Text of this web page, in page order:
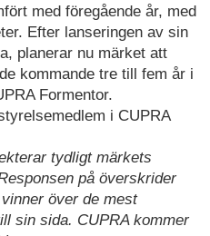
med föregående år, med
Efter lanseringen av sin
planerar nu märket att
kommande tre till fem år i
Formentor.
i CUPRA
tydligt märkets
på överskrider
över de mest
sin sida. CUPRA kommer